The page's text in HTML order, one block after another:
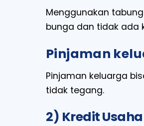
Menggunakan
bunga dan tidak ada
Pinjaman
Pinjaman keluarga
tidak tegang.
2) Kredit